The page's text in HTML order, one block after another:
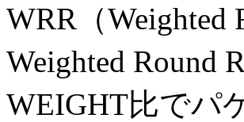
WRR（Weighted
Weighted Round
WEIGHT比でパ